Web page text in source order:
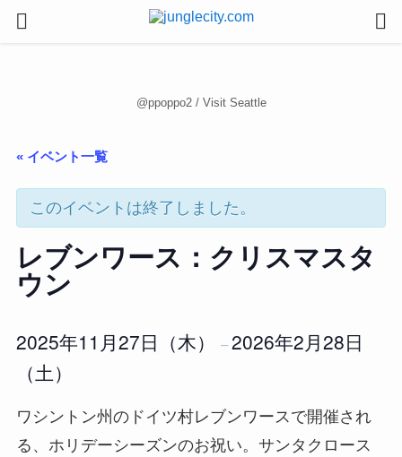
@ppoppo2 / Visit Seattle
« イベント一覧
このイベントは終了しました。
レブンワース：クリスマスタ
ウン
2025年11月27日（木） –2026年2月28日
（土）
ワシントン州のドイツ村レブンワースで開催され
る、ホリデーシーズンのお祝い。サンタクロース